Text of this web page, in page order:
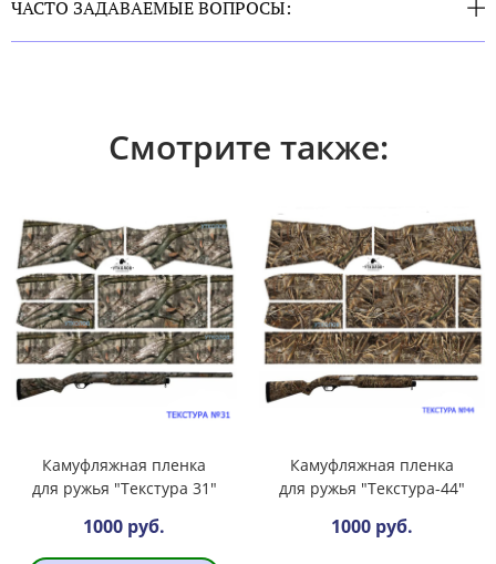
ЧАСТО ЗАДАВАЕМЫЕ ВОПРОСЫ:
Смотрите также:
Камуфляжная пленка
для ружья "Текстура 31"
1000 руб.
Камуфляжная пленка
для ружья "Текстура-44"
1000 руб.